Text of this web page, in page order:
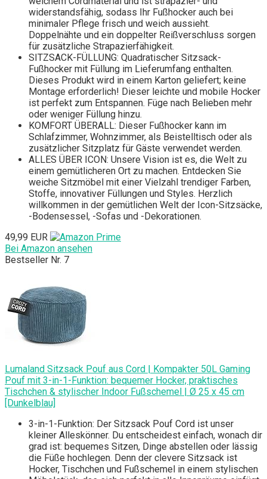
widerstandsfähig, sodass Ihr Fußhocker auch bei
minimaler Pflege frisch und weich aussieht.
Doppelnähte und ein doppelter Reißverschluss sorgen
für zusätzliche Strapazierfähigkeit.
SITZSACK-FÜLLUNG: Quadratischer Sitzsack-
Fußhocker mit Füllung im Lieferumfang enthalten.
Dieses Produkt wird in einem Karton geliefert; keine
Montage erforderlich! Dieser leichte und mobile Hocker
ist perfekt zum Entspannen. Füge nach Belieben mehr
oder weniger Füllung hinzu.
KOMFORT ÜBERALL: Dieser Fußhocker kann im
Schlafzimmer, Wohnzimmer, als Beistelltisch oder als
zusätzlicher Sitzplatz für Gäste verwendet werden.
ALLES ÜBER ICON: Unsere Vision ist es, die Welt zu
einem gemütlicheren Ort zu machen. Entdecken Sie
weiche Sitzmöbel mit einer Vielzahl trendiger Farben,
Stoffe, innovativer Füllungen und Styles. Herzlich
willkommen in der gemütlichen Welt der Icon-Sitzsäcke,
-Bodensessel, -Sofas und -Dekorationen.
49,99 EUR
Bei Amazon ansehen
Bestseller Nr. 7
Lumaland Sitzsack Pouf aus Cord | Kompakter 50L Gaming
Pouf mit 3-in-1-Funktion: bequemer Hocker, praktisches
Tischchen & stylischer Indoor Fußschemel | Ø 25 x 45 cm
[Dunkelblau]
3-in-1-Funktion: Der Sitzsack Pouf Cord ist unser
kleiner Alleskönner. Du entscheidest einfach, wonach dir
grad ist: bequemes Sitzen, Dinge abstellen oder lässig
die Füße hochlegen. Denn der clevere Sitzsack ist
Hocker, Tischchen und Fußschemel in einem stylischen